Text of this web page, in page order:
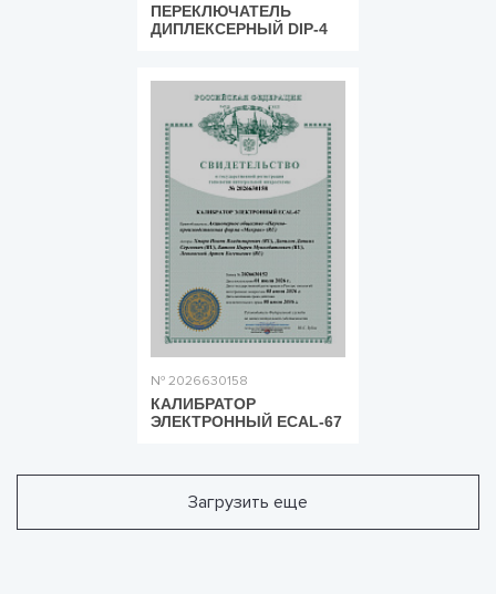
ПЕРЕКЛЮЧАТЕЛЬ
ДИПЛЕКСЕРНЫЙ DIP-4
№ 2026630158
КАЛИБРАТОР
ЭЛЕКТРОННЫЙ ECAL-67
Загрузить еще